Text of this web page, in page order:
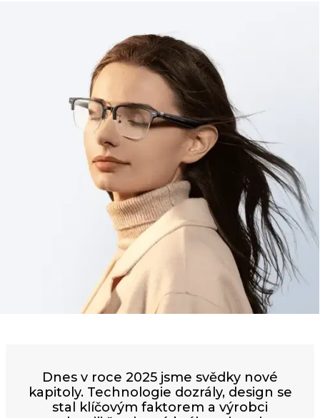
Dnes v roce 2025 jsme svědky nové
kapitoly. Technologie dozrály, design se
stal klíčovým faktorem a výrobci